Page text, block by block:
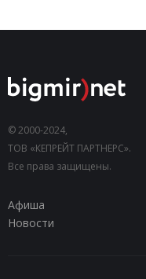
© 2000-2024,
ТОВ «КЕПРЕЙТ ПАРТНЕРС».
Все права защищены.
Афиша
Новости